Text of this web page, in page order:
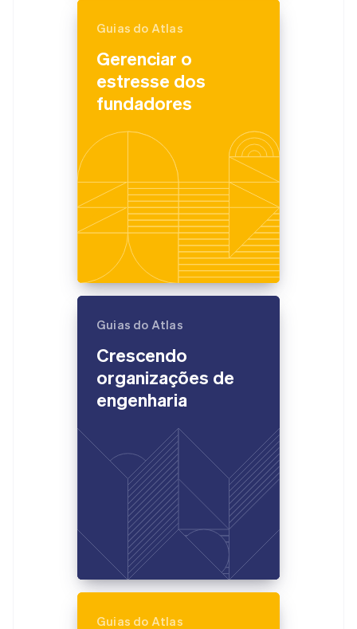
Guias do Atlas
Gerenciar o
estresse dos
fundadores
Guias do Atlas
Crescendo
organizações de
engenharia
Guias do Atlas